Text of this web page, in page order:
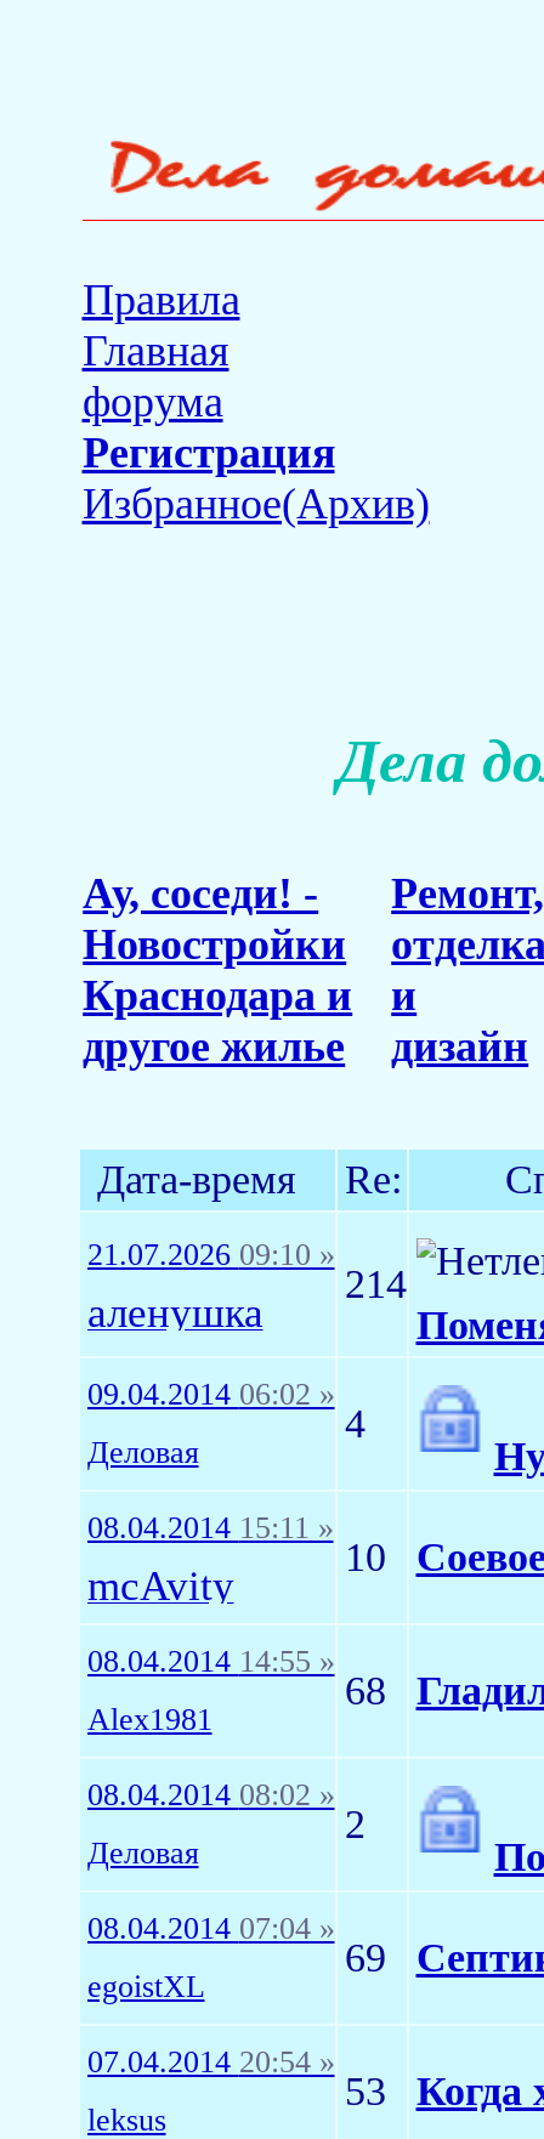
Правила
Главная
форума
Регистрация
Избранное(Архив)
Дела
Ау, соседи! -
Новостройки
Краснодара и
другое жилье
Ремонт,
и
дизайн
Дата-время Re:
21.07.2026 09:10 »
аленушка
214
09.04.2014 06:02 »
Деловая
4
08.04.2014 15:11 »
mcAvity
10
08.04.2014 14:55 »
Alex1981
68
08.04.2014 08:02 »
Деловая
2
08.04.2014 07:04 »
egoistXL
69
07.04.2014 20:54 »
leksus
53 Когда